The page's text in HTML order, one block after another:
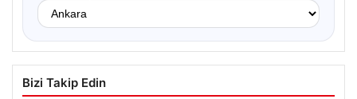
Bizi Takip Edin